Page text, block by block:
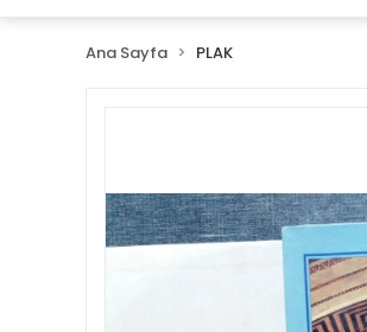
Ana Sayfa PLAK